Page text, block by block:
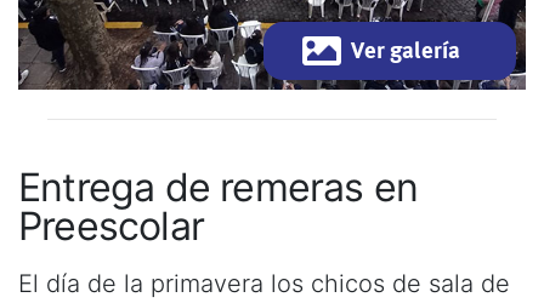
Ver galería
Entrega de remeras en
Preescolar
El día de la primavera los chicos de sala de